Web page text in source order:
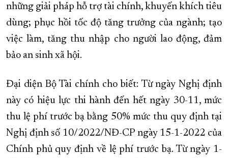
những giải pháp hỗ trợ tài chính, khuyến khích tiêu
dùng; phục hồi tốc độ tăng trưởng của ngành; tạo
việc làm, tăng thu nhập cho người lao động, đảm
bảo an sinh xã hội.
Đại diện Bộ Tài chính cho biết: Từ ngày Nghị định
này có hiệu lực thi hành đến hết ngày 30-11, mức
thu lệ phí trước bạ bằng 50% mức thu quy định tại
Nghị định số 10/2022/NĐ-CP ngày 15-1-2022 của
Chính phủ quy định về lệ phí trước bạ. Từ ngày 1-